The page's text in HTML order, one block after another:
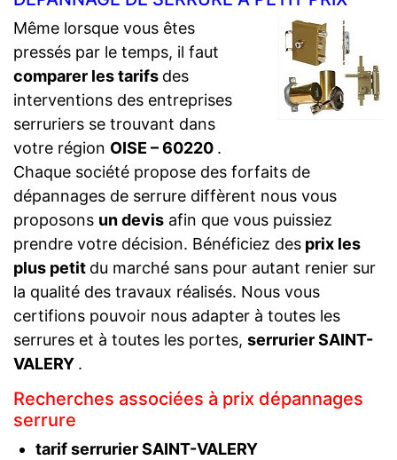
Même lorsque vous êtes
pressés par le temps, il faut
comparer les tarifs des
interventions des entreprises
serruriers se trouvant dans
votre région OISE – 60220 .
Chaque société propose des forfaits de
dépannages de serrure diffèrent nous vous
proposons un devis afin que vous puissiez
prendre votre décision. Bénéficiez des prix les
plus petit du marché sans pour autant renier sur
la qualité des travaux réalisés. Nous vous
certifions pouvoir nous adapter à toutes les
serrures et à toutes les portes, serrurier SAINT-
VALERY .
Recherches associées à prix dépannages
serrure
tarif serrurier SAINT-VALERY